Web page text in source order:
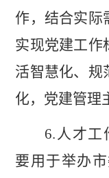
作，结合实际
实现党建工作
活智慧化、规
化，党建管理
6. 人才工
要用于举办